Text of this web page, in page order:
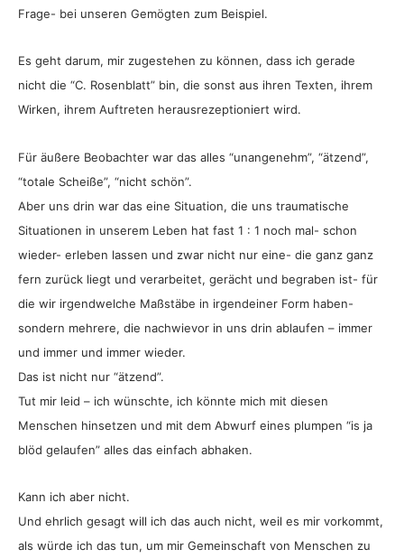
Frage- bei unseren Gemögten zum Beispiel.
Es geht darum, mir zugestehen zu können, dass ich gerade
nicht die “C. Rosenblatt” bin, die sonst aus ihren Texten, ihrem
Wirken, ihrem Auftreten herausrezeptioniert wird.
Für äußere Beobachter war das alles “unangenehm”, “ätzend”,
“totale Scheiße”, “nicht schön”.
Aber uns drin war das eine Situation, die uns traumatische
Situationen in unserem Leben hat fast 1 : 1 noch mal- schon
wieder- erleben lassen und zwar nicht nur eine- die ganz ganz
fern zurück liegt und verarbeitet, gerächt und begraben ist- für
die wir irgendwelche Maßstäbe in irgendeiner Form haben-
sondern mehrere, die nachwievor in uns drin ablaufen – immer
und immer und immer wieder.
Das ist nicht nur “ätzend”.
Tut mir leid – ich wünschte, ich könnte mich mit diesen
Menschen hinsetzen und mit dem Abwurf eines plumpen “is ja
blöd gelaufen” alles das einfach abhaken.
Kann ich aber nicht.
Und ehrlich gesagt will ich das auch nicht, weil es mir vorkommt,
als würde ich das tun, um mir Gemeinschaft von Menschen zu